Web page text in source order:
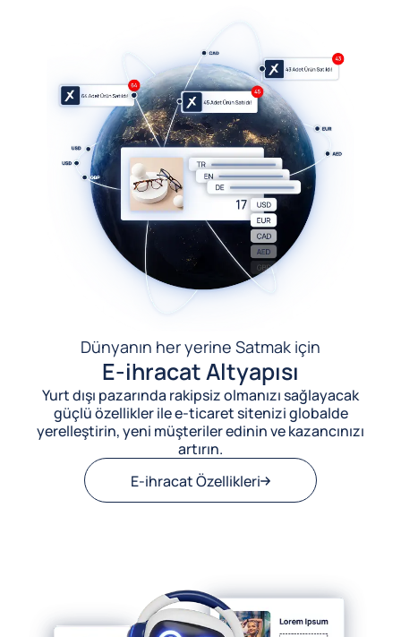
Dünyanın her yerine Satmak için
E-ihracat Altyapısı
Yurt dışı pazarında rakipsiz olmanızı sağlayacak
güçlü özellikler ile e-ticaret sitenizi globalde
yerelleştirin, yeni müşteriler edinin ve kazancınızı
artırın.
E-ihracat Özellikleri